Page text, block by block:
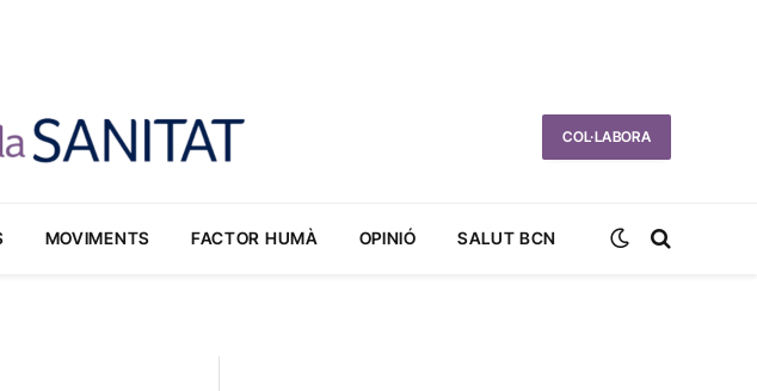
COL·LABORA
MOVIMENTS FACTOR HUMÀ OPINIÓ SALUT BCN